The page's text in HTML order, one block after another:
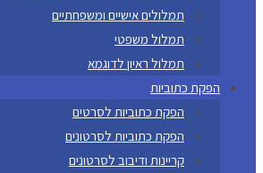
תמלולים אישיים ומשפחתיים
תמלול משפטי
תמלול ראיון לדוגמא
הפקת כתוביות
הפקת כתוביות לסרטים
הפקת כתוביות לסרטונים
קריינות ודיבוב לסרטונים